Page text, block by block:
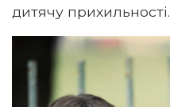
дитячу прихильності.